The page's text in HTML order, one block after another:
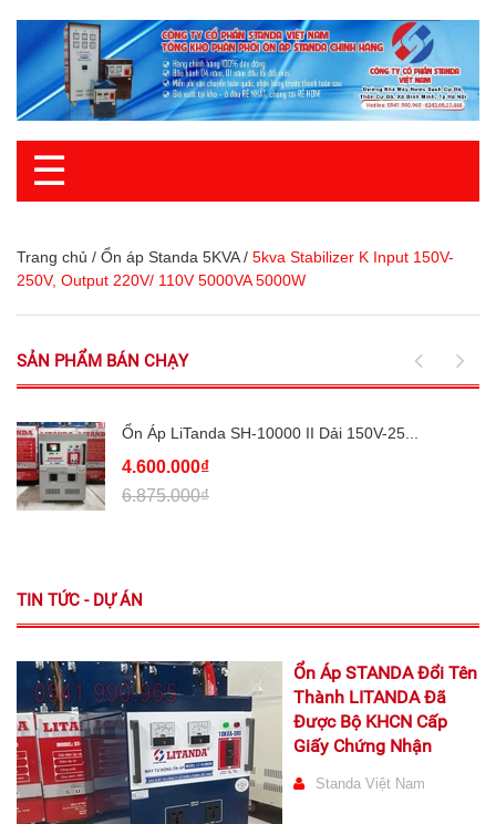
☰
Trang chủ / Ổn áp Standa 5KVA / 5kva Stabilizer K Input 150V-
250V, Output 220V/ 110V 5000VA 5000W
SẢN PHẨM BÁN CHẠY
Ổn Áp LiTanda SH-10000 II Dải 150V-25...
4.600.000₫
6.875.000₫
TIN TỨC - DỰ ÁN
Ổn Áp STANDA Đổi Tên
Thành LITANDA Đã
Được Bộ KHCN Cấp
Giấy Chứng Nhận
Standa Việt Nam